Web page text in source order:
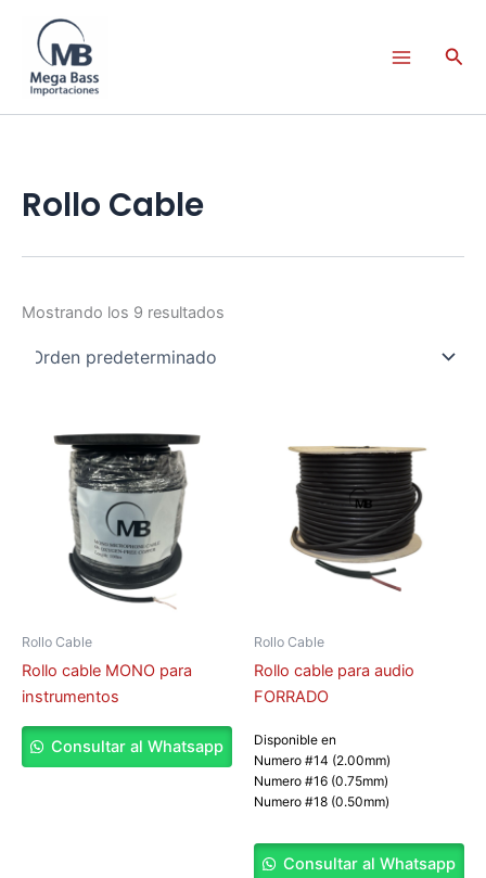
contenido
Rollo Cable
Mostrando los 9 resultados
Rollo Cable
Rollo cable MONO para
instrumentos
Consultar al Whatsapp
Rollo Cable
Rollo cable para audio
FORRADO
Disponible en
Numero #14 (2.00mm)
Numero #16 (0.75mm)
Numero #18 (0.50mm)
Consultar al Whatsapp